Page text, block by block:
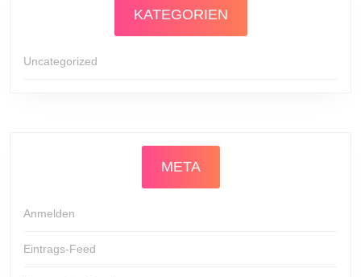
KATEGORIEN
Uncategorized
META
Anmelden
Eintrags-Feed